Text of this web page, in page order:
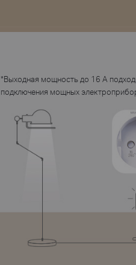
*Выходная мощность до 16 А
подключения мощных